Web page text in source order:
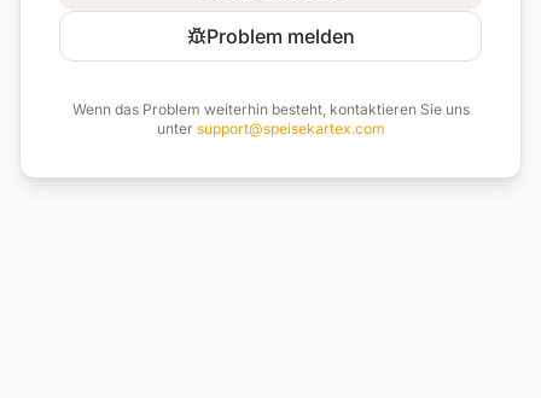
Problem melden
Wenn das Problem weiterhin besteht, kontaktieren Sie uns
unter support@speisekartex.com